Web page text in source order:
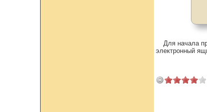
Для начала
электронный